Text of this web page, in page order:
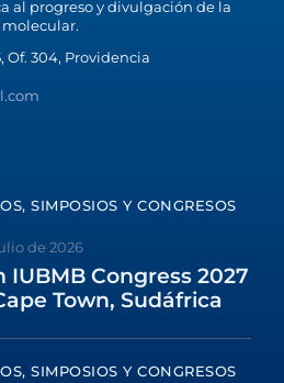
al progreso y divulgación de la
Of. 304, Providencia
SIMPOSIOS Y CONGRESOS
de 2026
IUBMB Congress 2027
Town, Sudáfrica
SIMPOSIOS Y CONGRESOS